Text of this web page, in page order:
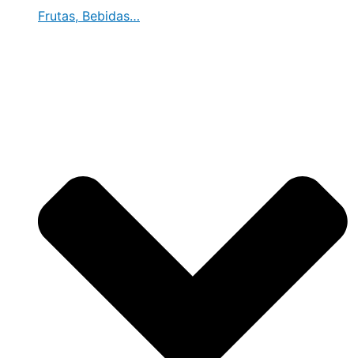
Frutas, Bebidas…